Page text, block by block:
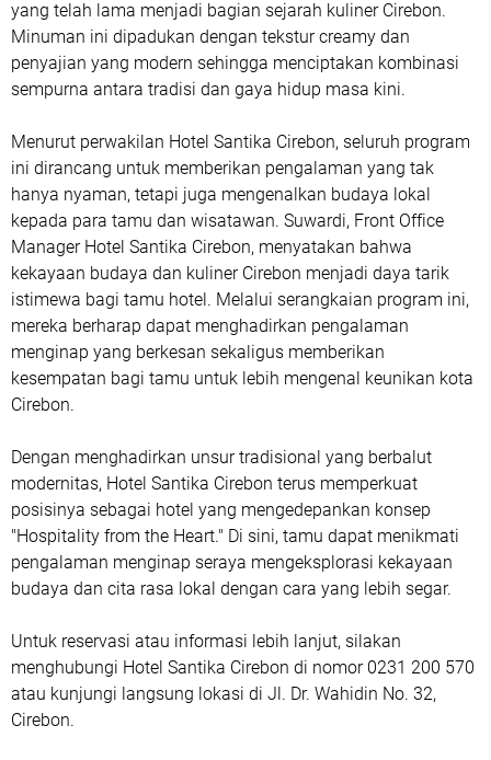
yang telah lama menjadi bagian sejarah kuliner Cirebon.
Minuman ini dipadukan dengan tekstur creamy dan
penyajian yang modern sehingga menciptakan kombinasi
sempurna antara tradisi dan gaya hidup masa kini.
Menurut perwakilan Hotel Santika Cirebon, seluruh program
ini dirancang untuk memberikan pengalaman yang tak
hanya nyaman, tetapi juga mengenalkan budaya lokal
kepada para tamu dan wisatawan. Suwardi, Front Office
Manager Hotel Santika Cirebon, menyatakan bahwa
kekayaan budaya dan kuliner Cirebon menjadi daya tarik
istimewa bagi tamu hotel. Melalui serangkaian program ini,
mereka berharap dapat menghadirkan pengalaman
menginap yang berkesan sekaligus memberikan
kesempatan bagi tamu untuk lebih mengenal keunikan kota
Cirebon.
Dengan menghadirkan unsur tradisional yang berbalut
modernitas, Hotel Santika Cirebon terus memperkuat
posisinya sebagai hotel yang mengedepankan konsep
"Hospitality from the Heart." Di sini, tamu dapat menikmati
pengalaman menginap seraya mengeksplorasi kekayaan
budaya dan cita rasa lokal dengan cara yang lebih segar.
Untuk reservasi atau informasi lebih lanjut, silakan
menghubungi Hotel Santika Cirebon di nomor 0231 200 570
atau kunjungi langsung lokasi di Jl. Dr. Wahidin No. 32,
Cirebon.